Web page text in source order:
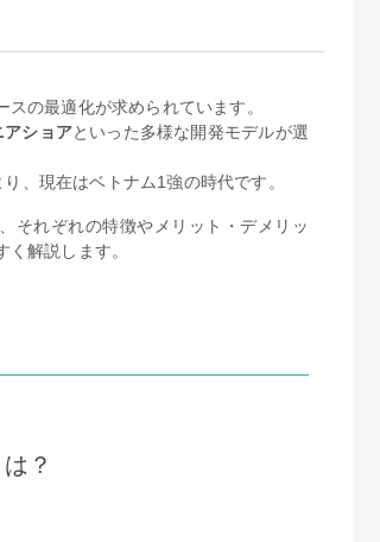
の最適化が求められています。
アショアといった多様な開発モデルが選
、現在はベトナム1強の時代です。
それぞれの特徴やメリット・デメリッ
解説します。
？